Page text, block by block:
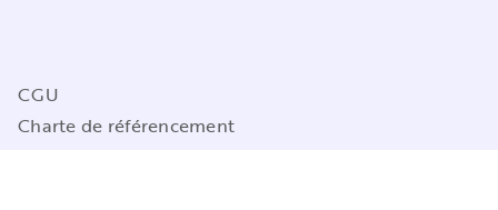
CGU
Charte de référencement